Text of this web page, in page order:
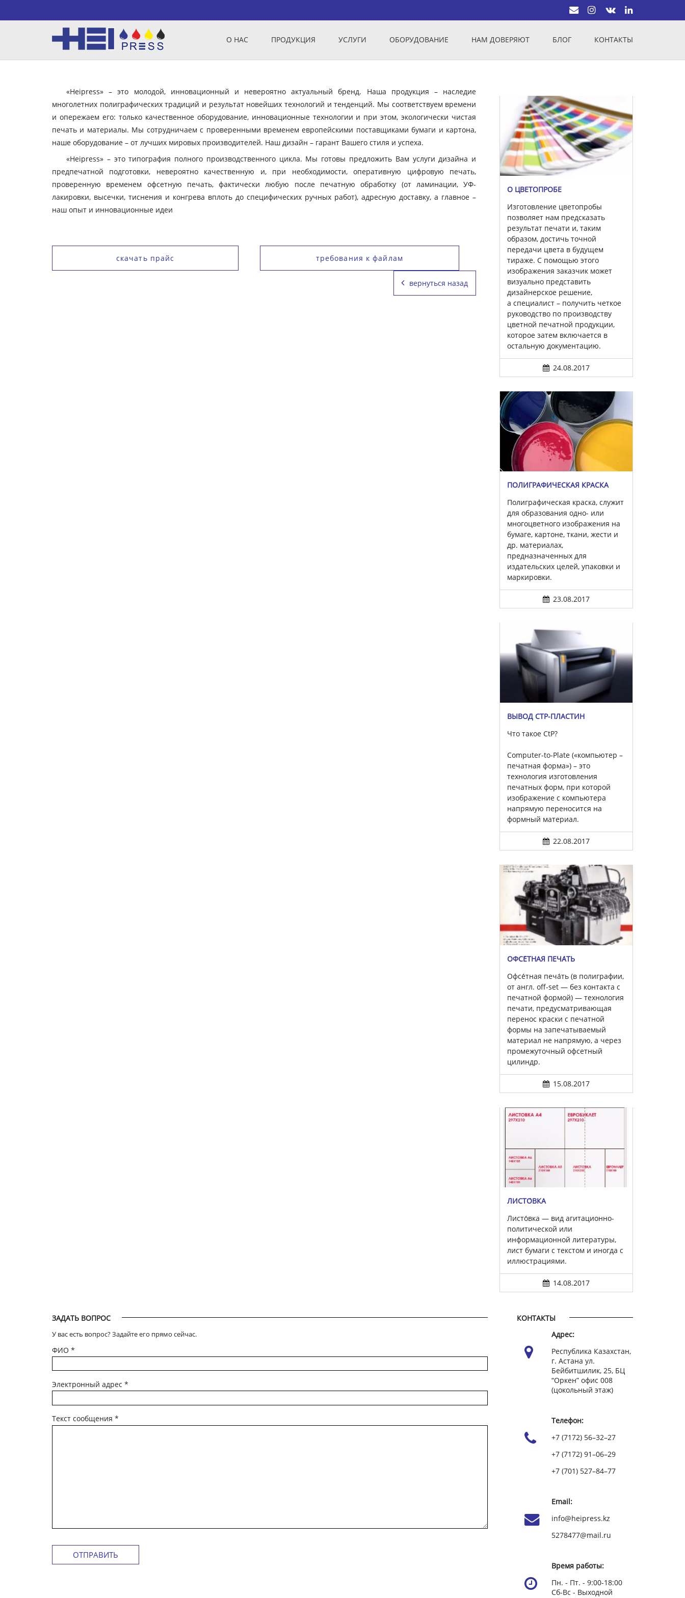
О НАС ПРОДУКЦИЯ УСЛУГИ ОБОРУДОВАНИЕ НАМ ДОВЕРЯЮТ БЛОГ КОНТАКТЫ
«Heipress» – это молодой, инновационный и невероятно актуальный бренд. Наша продукция – наследие
многолетних полиграфических традиций и результат новейших технологий и тенденций. Мы соответствуем времени
и опережаем его: только качественное оборудование, инновационные технологии и при этом, экологически чистая
печать и материалы. Мы сотрудничаем с проверенными временем европейскими поставщиками бумаги и картона,
наше оборудование – от лучших мировых производителей. Наш дизайн – гарант Вашего стиля и успеха.
«Heipress» – это типография полного производственного цикла. Мы готовы предложить Вам услуги дизайна и
предпечатной подготовки, невероятно качественную и, при необходимости, оперативную цифровую печать,
проверенную временем офсетную печать, фактически любую после печатную обработку (от ламинации, УФ-
лакировки, высечки, тиснения и конгрева вплоть до специфических ручных работ), адресную доставку, а главное –
наш опыт и инновационные идеи
скачать прайс требования к файлам
вернуться назад
О ЦВЕТОПРОБЕ
Изготовление цветопробы
позволяет нам предсказать
результат печати и, таким
образом, достичь точной
передачи цвета в будущем
тираже. С помощью этого
изображения заказчик может
визуально представить
дизайнерское решение,
а специалист – получить четкое
руководство по производству
цветной печатной продукции,
которое затем включается в
остальную документацию.
24.08.2017
ПОЛИГРАФИЧЕСКАЯ КРАСКА
Полиграфическая краска, служит
для образования одно- или
многоцветного изображения на
бумаге, картоне, ткани, жести и
др. материалах,
предназначенных для
издательских целей, упаковки и
маркировки.
23.08.2017
ВЫВОД CTP-ПЛАСТИН
Что такое CtP?
Computer-to-Plate («компьютер –
печатная форма») – это
технология изготовления
печатных форм, при которой
изображение с компьютера
напрямую переносится на
формный материал.
22.08.2017
ОФСЕ́ТНАЯ ПЕЧА́ТЬ
Офсе́тная печа́ть (в полиграфии,
от англ. off-set — без контакта с
печатной формой) — технология
печати, предусматривающая
перенос краски с печатной
формы на запечатываемый
материал не напрямую, а через
промежуточный офсетный
цилиндр.
15.08.2017
ЛИСТО́ВКА
Листо́вка — вид агитационно-
политической или
информационной литературы,
лист бумаги с текстом и иногда с
иллюстрациями.
14.08.2017
ЗАДАТЬ ВОПРОС
У вас есть вопрос? Задайте его прямо сейчас.
ФИО *
Электронный адрес *
Текст сообщения *
КОНТАКТЫ
Адрес:
Республика Казахстан,
г. Астана ул.
Бейбитшилик, 25, БЦ
“Оркен” офис 008
(цокольный этаж)
Телефон:
+7 (7172) 56–32–27
+7 (7172) 91–06–29
+7 (701) 527–84–77
Email:
info@heipress.kz
5278477@mail.ru
Время работы:
Пн. - Пт. - 9:00-18:00
Сб-Вс - Выходной